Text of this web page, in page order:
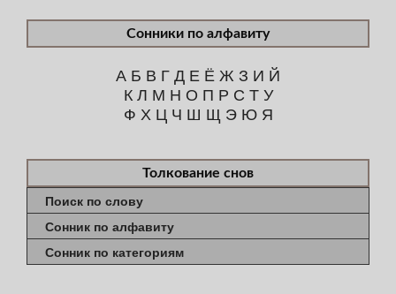
Сонники по алфавиту
А Б В ГД Е Ё Ж З И Й
К Л М Н О П Р С Т У
Ф Х Ц Ч Ш Щ Э Ю Я
Толкование снов
Поиск по слову
Сонник по алфавиту
Сонник по категориям